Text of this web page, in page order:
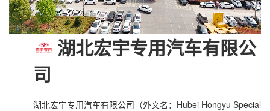
湖北宏宇专用汽车有限公
司
湖北宏宇专用汽车有限公司（外文名：Hubei Hongyu Special